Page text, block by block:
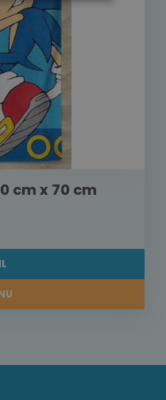
cm x 70 cm